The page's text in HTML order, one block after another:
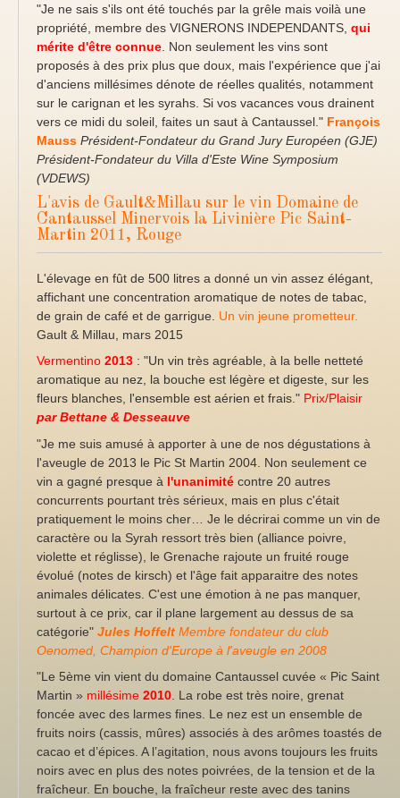
"Je ne sais s'ils ont été touchés par la grêle mais voilà une
propriété, membre des VIGNERONS INDEPENDANTS, qui
mérite d'être connue . Non seulement les vins sont
proposés à des prix plus que doux, mais l'expérience que j'ai
d'anciens millésimes dénote de réelles qualités, notamment
sur le carignan et les syrahs. Si vos vacances vous drainent
vers ce midi du soleil, faites un saut à Cantaussel." François
Mauss Président-Fondateur du Grand Jury Européen (GJE)
Président-Fondateur du Villa d'Este Wine Symposium
(VDEWS)
L'avis de Gault&Millau sur le vin Domaine de
Cantaussel Minervois la Livinière Pic Saint-
Martin 2011, Rouge
L'élevage en fût de 500 litres a donné un vin assez élégant,
affichant une concentration aromatique de notes de tabac,
de grain de café et de garrigue. Un vin jeune prometteur.
Gault & Millau, mars 2015
Vermentino 2013 : "Un vin très agréable, à la belle netteté
aromatique au nez, la bouche est légère et digeste, sur les
fleurs blanches, l'ensemble est aérien et frais." Prix/Plaisir
par Bettane & Desseauve
"Je me suis amusé à apporter à une de nos dégustations à
l'aveugle de 2013 le Pic St Martin 2004. Non seulement ce
vin a gagné presque à l'unanimité contre 20 autres
concurrents pourtant très sérieux, mais en plus c'était
pratiquement le moins cher… Je le décrirai comme un vin de
caractère ou la Syrah ressort très bien (alliance poivre,
violette et réglisse), le Grenache rajoute un fruité rouge
évolué (notes de kirsch) et l'âge fait apparaitre des notes
animales délicates. C'est une émotion à ne pas manquer,
surtout à ce prix, car il plane largement au dessus de sa
catégorie" Jules Hoffelt Membre fondateur du club
Oenomed, Champion d'Europe à l'aveugle en 2008
"Le 5ème vin vient du domaine Cantaussel cuvée « Pic Saint
Martin » millésime 2010. La robe est très noire, grenat
foncée avec des larmes fines. Le nez est un ensemble de
fruits noirs (cassis, mûres) associés à des arômes toastés de
cacao et d’épices. A l’agitation, nous avons toujours les fruits
noirs avec en plus des notes poivrées, de la tension et de la
fraîcheur. En bouche, la fraîcheur reste avec des tanins